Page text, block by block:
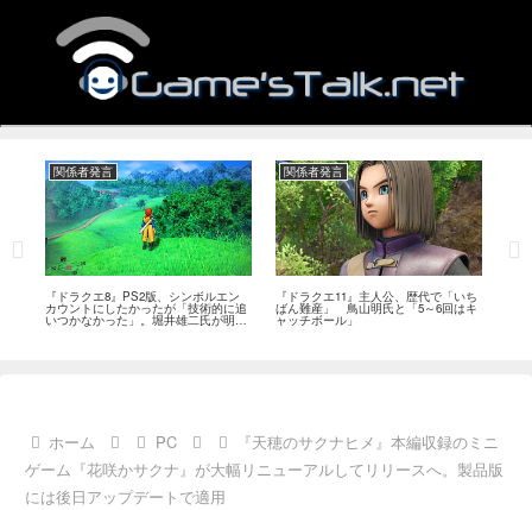
関係者発言
『ドラクエ8』PS2版、シンボルエン
カウントにしたかったが「技術的に追
いつかなかった」。堀井雄二氏が明か
関係者発言
『ドラクエ11』主人公、歴代で「いち
ばん難産」 鳥山明氏と「5～6回はキ
ャッチボール」
ホーム PC
『天穂のサクナヒメ』本編収録のミニ
ゲーム『花咲かサクナ』が大幅リニューアルしてリリースへ。製品版
には後日アップデートで適用